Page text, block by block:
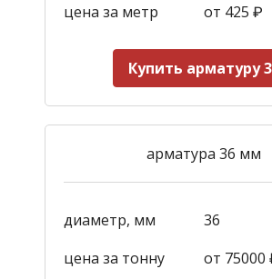
цена за метр
от 425 ₽
Купить арматуру
арматура 36 мм
диаметр, мм
36
цена за тонну
от 75000